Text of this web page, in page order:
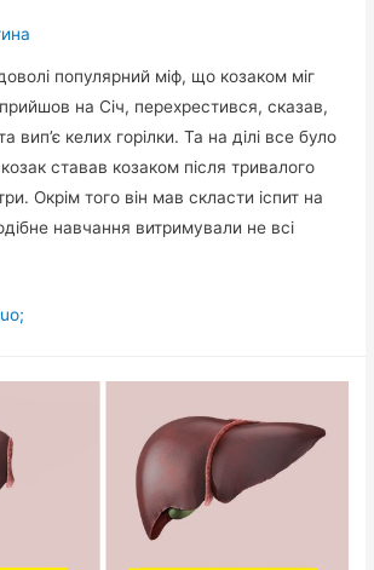
популярний міф, що козаком міг
на Січ, перехрестився, сказав,
вип’є келих горілки. Та на ділі все було
ставав козаком після тривалого
Окрім того він мав скласти іспит на
навчання витримували не всі